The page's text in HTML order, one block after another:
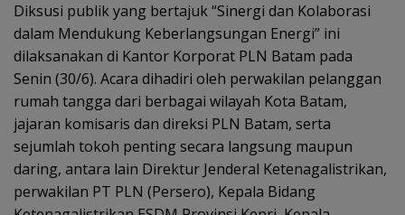
Diksusi publik yang bertajuk “Sinergi dan Kolaborasi
dalam Mendukung Keberlangsungan Energi” ini
dilaksanakan di Kantor Korporat PLN Batam pada
Senin (30/6). Acara dihadiri oleh perwakilan pelanggan
rumah tangga dari berbagai wilayah Kota Batam,
jajaran komisaris dan direksi PLN Batam, serta
sejumlah tokoh penting secara langsung maupun
daring, antara lain Direktur Jenderal Ketenagalistrikan,
perwakilan PT PLN (Persero), Kepala Bidang